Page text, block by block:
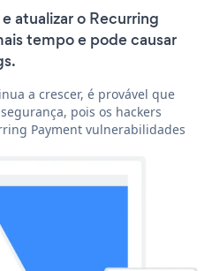
atualizar o Recurring
tempo e pode causar
a crescer, é provável que
pois os hackers
Payment vulnerabilidades